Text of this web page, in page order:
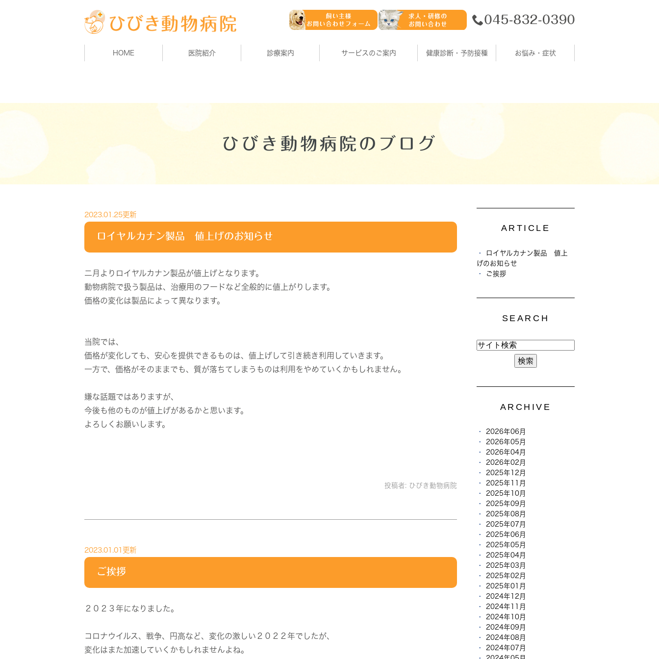
HOME 医院紹介 診療案内 サービスのご案内 健康診断・予防接種 お悩み・症状
ひびき動物病院のブログ
2023.01.25更新
ロイヤルカナン製品 値上げのお知らせ
二月よりロイヤルカナン製品が値上げとなります。
動物病院で扱う製品は、治療用のフードなど全般的に値上がりします。
価格の変化は製品によって異なります。
当院では、
価格が変化しても、安心を提供できるものは、値上げして引き続き利用していきます。
一方で、価格がそのままでも、質が落ちてしまうものは利用をやめていくかもしれません。
嫌な話題ではありますが、
今後も他のものが値上げがあるかと思います。
よろしくお願いします。
投稿者: ひびき動物病院
2023.01.01更新
ご挨拶
２０２３年になりました。
コロナウイルス、戦争、円高など、変化の激しい２０２２年でしたが、
変化はまた加速していくかもしれませんよね。
ARTICLE
ロイヤルカナン製品 値上
げのお知らせ
ご挨拶
SEARCH
ARCHIVE
2026年06月
2026年05月
2026年04月
2026年02月
2025年12月
2025年11月
2025年10月
2025年09月
2025年08月
2025年07月
2025年06月
2025年05月
2025年04月
2025年03月
2025年02月
2025年01月
2024年12月
2024年11月
2024年10月
2024年09月
2024年08月
2024年07月